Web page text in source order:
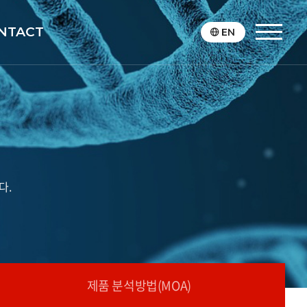
EN
.
제품 분석방법(MOA)